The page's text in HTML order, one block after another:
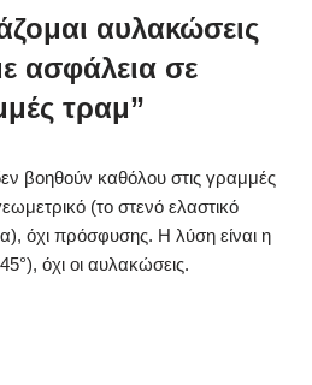
αυλακώσεις
ασφάλεια σε
τραμ”
βοηθούν καθόλου στις γραμμές
(το στενό ελαστικό
όχι πρόσφυσης. Η λύση είναι η
όχι οι αυλακώσεις.